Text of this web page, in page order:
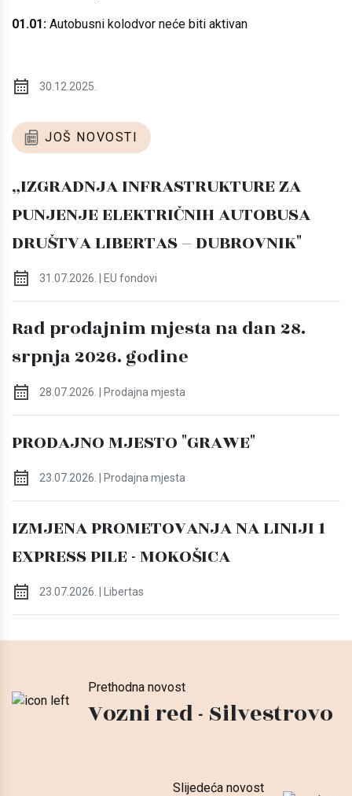
01.01: Autobusni kolodvor neće biti aktivan
30.12.2025.
JOŠ NOVOSTI
„IZGRADNJA INFRASTRUKTURE ZA
PUNJENJE ELEKTRIČNIH AUTOBUSA
DRUŠTVA LIBERTAS – DUBROVNIK"
31.07.2026. | EU fondovi
Rad prodajnim mjesta na dan 28.
srpnja 2026. godine
28.07.2026. | Prodajna mjesta
PRODAJNO MJESTO "GRAWE"
23.07.2026. | Prodajna mjesta
IZMJENA PROMETOVANJA NA LINIJI 1
EXPRESS PILE - MOKOŠICA
23.07.2026. | Libertas
Prethodna novost
Vozni red - Silvestrovo
Slijedeća novost